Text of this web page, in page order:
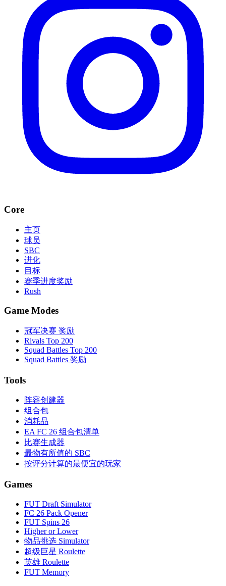
Core
主页
球员
SBC
进化
目标
赛季进度奖励
Rush
Game Modes
冠军决赛 奖励
Rivals Top 200
Squad Battles Top 200
Squad Battles 奖励
Tools
阵容创建器
组合包
消耗品
EA FC 26 组合包清单
比赛生成器
最物有所值的 SBC
按评分计算的最便宜的玩家
Games
FUT Draft Simulator
FC 26 Pack Opener
FUT Spins 26
Higher or Lower
物品挑选 Simulator
超级巨星 Roulette
英雄 Roulette
FUT Memory